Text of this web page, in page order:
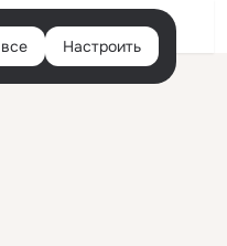
Настроить
МГГЭИ, ВГКПТЭП)